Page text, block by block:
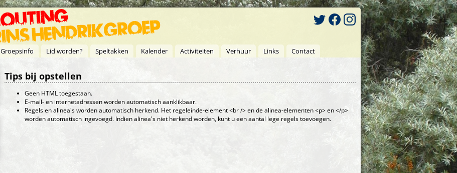
Groepsinfo Lid worden? Speltakken Kalender Activiteiten Verhuur Links Contact
Tips bij opstellen
Geen HTML toegestaan.
E-mail- en internetadressen worden automatisch aanklikbaar.
Regels en alinea's worden automatisch herkend. Het regeleinde-element <br /> en de alinea-elementen <p> en </p>
worden automatisch ingevoegd. Indien alinea's niet herkend worden, kunt u een aantal lege regels toevoegen.